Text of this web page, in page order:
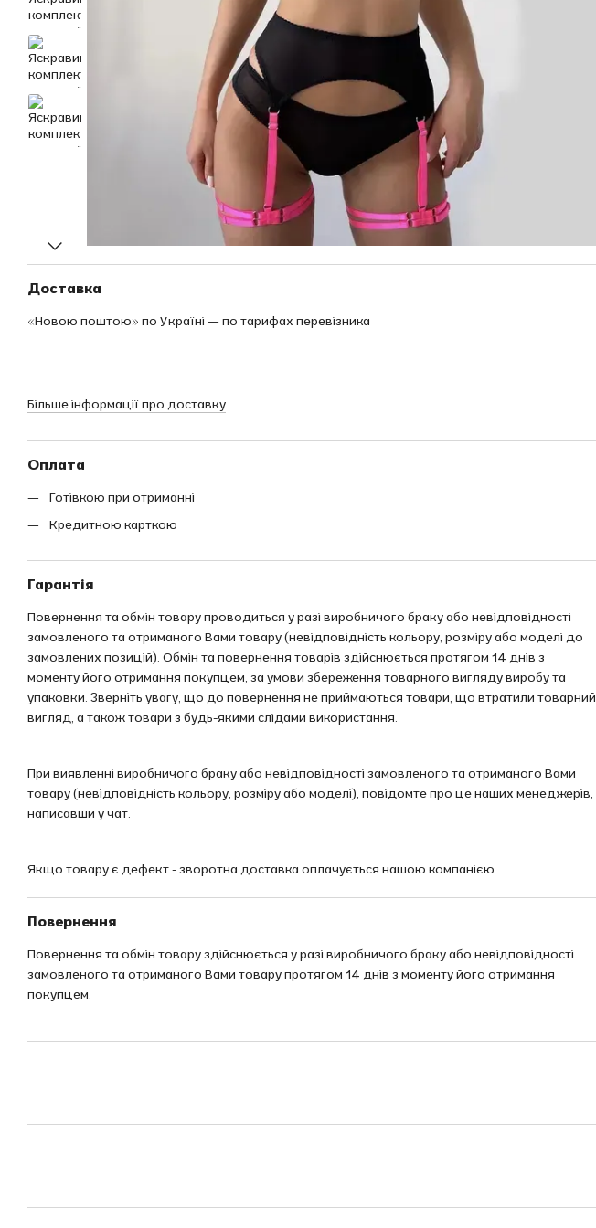
Доставка
«Новою поштою» по Україні — по тарифах перевізника
Більше інформації про доставку
Оплата
Готівкою при отриманні
Кредитною карткою
Гарантія
Повернення та обмін товару проводиться у разі виробничого браку або невідповідності
замовленого та отриманого Вами товару (невідповідність кольору, розміру або моделі до
замовлених позицій). Обмін та повернення товарів здійснюється протягом 14 днів з
моменту його отримання покупцем, за умови збереження товарного вигляду виробу та
упаковки. Зверніть увагу, що до повернення не приймаються товари, що втратили товарний
вигляд, а також товари з будь-якими слідами використання.
При виявленні виробничого браку або невідповідності замовленого та отриманого Вами
товару (невідповідність кольору, розміру або моделі), повідомте про це наших менеджерів,
написавши у чат.
Якщо товару є дефект - зворотна доставка оплачується нашою компанією.
Повернення
Повернення та обмін товару здійснюється у разі виробничого браку або невідповідності
замовленого та отриманого Вами товару протягом 14 днів з моменту його отримання
покупцем.